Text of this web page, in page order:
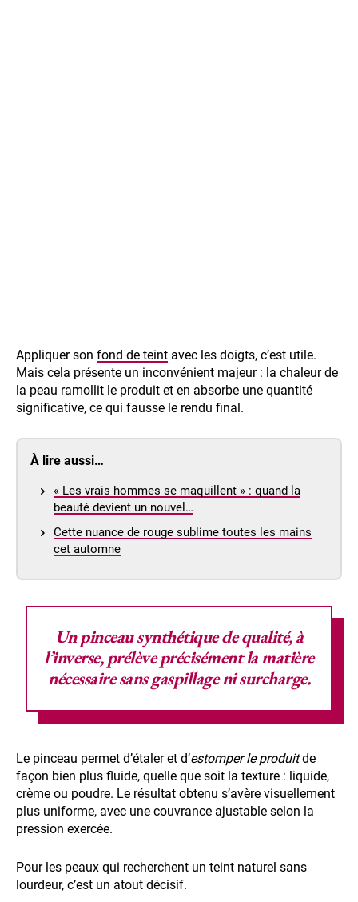
Appliquer son fond de teint avec les doigts, c’est utile.
Mais cela présente un inconvénient majeur : la chaleur de
la peau ramollit le produit et en absorbe une quantité
significative, ce qui fausse le rendu final.
À lire aussi…
« Les vrais hommes se maquillent » : quand la
beauté devient un nouvel…
Cette nuance de rouge sublime toutes les mains
cet automne
Un pinceau synthétique de qualité, à
l’inverse, prélève précisément la matière
nécessaire sans gaspillage ni surcharge.
Le pinceau permet d’étaler et d’estomper le produitde
façon bien plus fluide, quelle que soit la texture : liquide,
crème ou poudre. Le résultat obtenu s’avère visuellement
plus uniforme, avec une couvrance ajustable selon la
pression exercée.
Pour les peaux qui recherchent un teint naturel sans
lourdeur, c’est un atout décisif.